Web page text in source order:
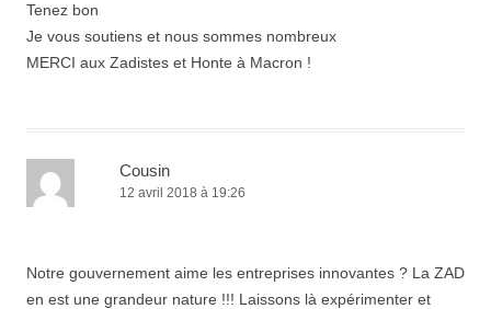
Tenez bon
Je vous soutiens et nous sommes nombreux
MERCI aux Zadistes et Honte à Macron !
Cousin
12 avril 2018 à 19:26
Notre gouvernement aime les entreprises innovantes ? La ZAD
en est une grandeur nature !!! Laissons là expérimenter et